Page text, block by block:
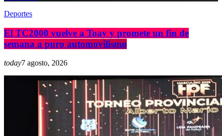
Deportes
El TC2000 vuelve a Toay y promete un fin de
semana a puro automovilismo
today7 agosto, 2026